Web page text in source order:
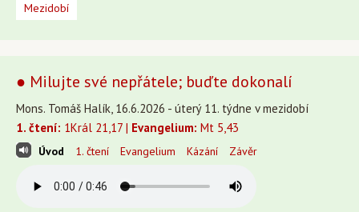
Mezidobí
● Milujte své nepřátele; buďte dokonalí
Mons. Tomáš Halík, 16.6.2026 - úterý 11. týdne v mezidobí
1. čtení: 1Král 21,17 | Evangelium: Mt 5,43
Úvod 1. čtení Evangelium Kázání Závěr